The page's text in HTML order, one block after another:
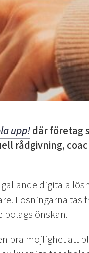
upp!där företag
rådgivning,
digitala
Lösningarna tas
bolags önskan.
bra möjlighet att